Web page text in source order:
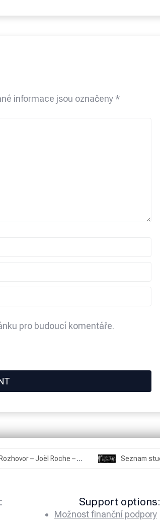
informace jsou označeny*
pro budoucí komentáře.
Rozhovor – Joël Roche – 12.4.2025 – Praha, Karlín
Support options:
Možnost finanční podpory